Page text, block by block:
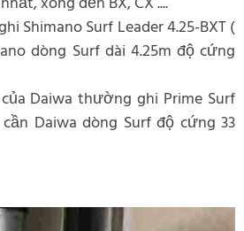
Shimano Surf Leader 4.25-BXT (
dòng Surf dài 4.25m độ cứng
Daiwa thường ghi Prime Surf
cần Daiwa dòng Surf độ cứng 33